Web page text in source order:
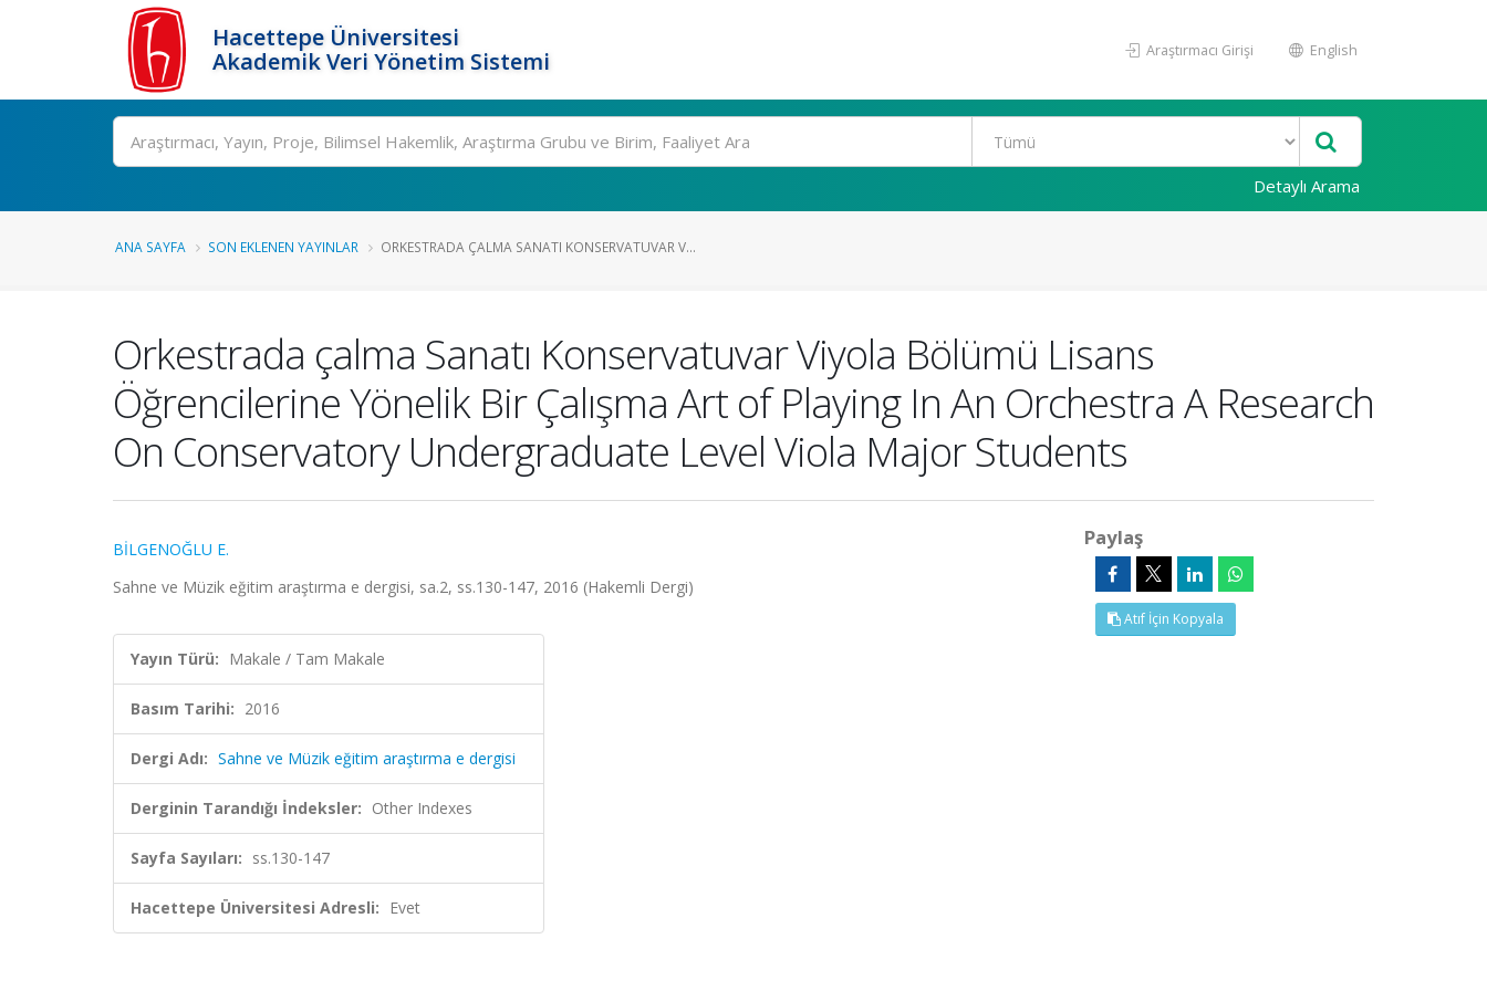
Hacettepe Üniversitesi
Akademik Veri Yönetim Sistemi
Araştırmacı Girişi English
Ara
Detaylı Arama
ANA SAYFA SON EKLENEN YAYINLAR ORKESTRADA ÇALMA SANATI KONSERVATUVAR V...
Orkestrada çalma Sanatı Konservatuvar Viyola Bölümü Lisans
Öğrencilerine Yönelik Bir Çalışma Art of Playing In An Orchestra A Research
On Conservatory Undergraduate Level Viola Major Students
BİLGENOĞLU E.
Sahne ve Müzik eğitim araştırma e dergisi, sa.2, ss.130-147, 2016 (Hakemli Dergi)
Yayın Türü: Makale / Tam Makale
Basım Tarihi: 2016
Dergi Adı: Sahne ve Müzik eğitim araştırma e dergisi
Derginin Tarandığı İndeksler: Other Indexes
Sayfa Sayıları: ss.130-147
Hacettepe Üniversitesi Adresli: Evet
Paylaş
Atıf İçin Kopyala